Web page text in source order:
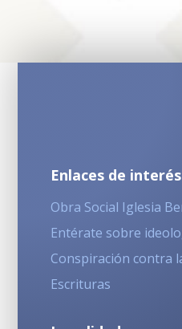
Enlaces de interés
Obra Social Iglesia
Entérate sobre
Conspiración contra
Escrituras